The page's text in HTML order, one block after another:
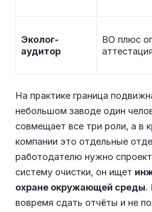
Эколог-
аудитор
ВО плюс
На практике граница
небольшом заводе один
совмещает все три роли, а в
компании это отдельные
работодателю нужно
систему очистки, он ищет
охране окружающей среды.
вовремя сдать отчёты и не